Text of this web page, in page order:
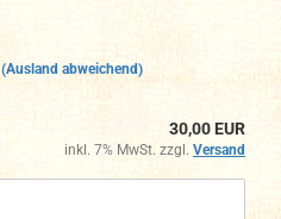
(Ausland abweichend)
30,00 EUR
inkl. 7% MwSt. zzgl. Versand